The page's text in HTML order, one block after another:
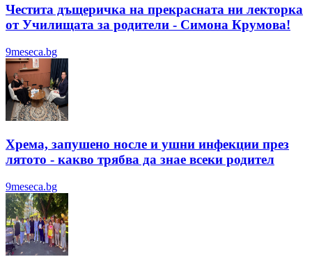
Честита дъщеричка на прекрасната ни лекторка
от Училищата за родители - Симона Крумова!
9meseca.bg
Хрема, запушено носле и ушни инфекции през
лятотo - какво трябва да знае всеки родител
9meseca.bg